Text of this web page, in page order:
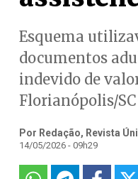
Esquema
documentos
indevido de
Florianópolis/SC
Por Redação, Revista
14/05/2026 - 09h29